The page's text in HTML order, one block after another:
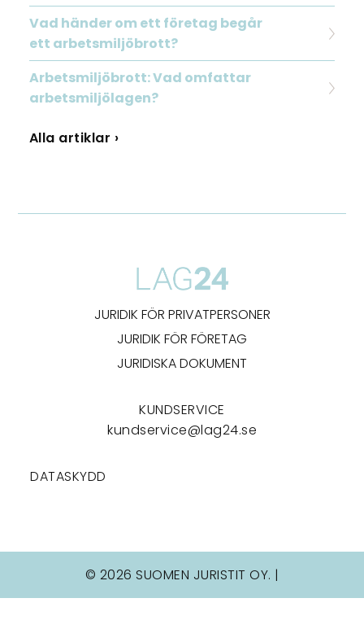
Vad händer om ett företag begår
ett arbetsmiljöbrott?
Arbetsmiljöbrott: Vad omfattar
arbetsmiljölagen?
Alla artiklar ›
JURIDIK FÖR PRIVATPERSONER
JURIDIK FÖR FÖRETAG
JURIDISKA DOKUMENT
KUNDSERVICE
kundservice@lag24.se
DATASKYDD
© 2026 SUOMEN JURISTIT OY. |